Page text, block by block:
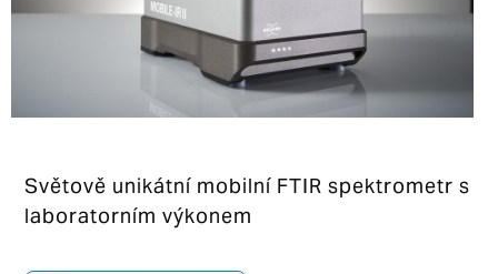
Světově unikátní mobilní FTIR spektrometr s
laboratorním výkonem